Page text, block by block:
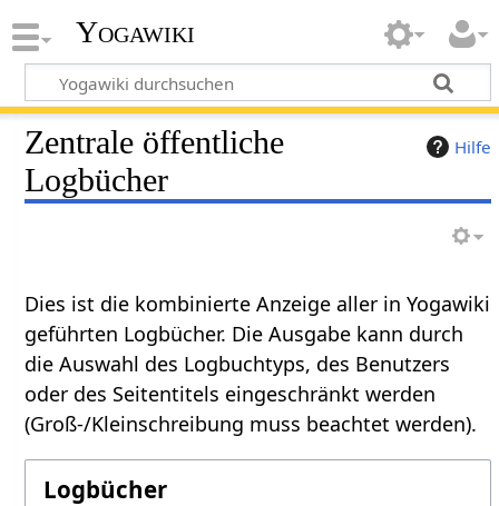
Yogawiki
Hilfe
Zentrale öffentliche
Logbücher
Dies ist die kombinierte Anzeige aller in Yogawiki
geführten Logbücher. Die Ausgabe kann durch
die Auswahl des Logbuchtyps, des Benutzers
oder des Seitentitels eingeschränkt werden
(Groß-/Kleinschreibung muss beachtet werden).
Logbücher